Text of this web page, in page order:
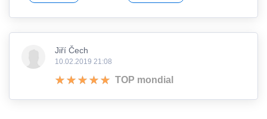
Jiří Čech
10.02.2019 21:08
TOP mondial